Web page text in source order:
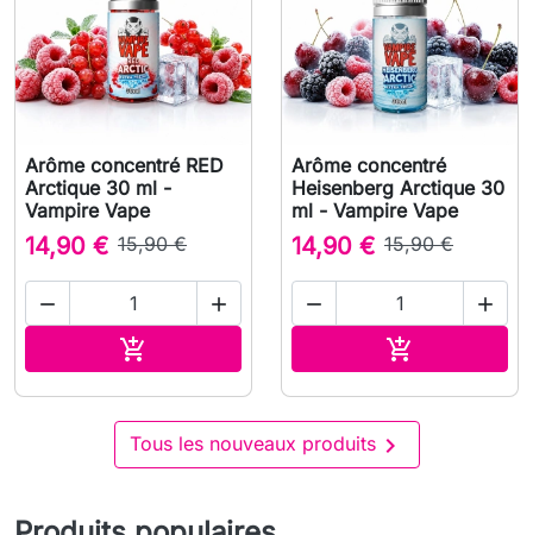
Arôme concentré RED
Arctique 30 ml -
Vampire Vape
14,90 € 15,90 €
 

Arôme concentré
Heisenberg Arctique 30
ml - Vampire Vape
14,90 € 15,90 €
 

Tous les nouveaux produits